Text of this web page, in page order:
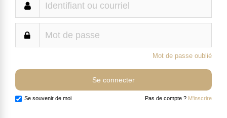
Mot de passe oublié
Se souvenir de moi Pas de compte ? M'inscrire